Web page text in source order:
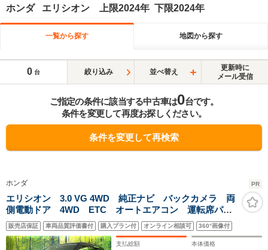
ホンダ エリシオン 上限2024年 下限2024年
一覧から探す 地図から探す
0 台 絞り込み 並べ替え
更新時に
メール受信
ご指定の条件に該当する中古車は0台です。
条件を変更して再度お探しください。
条件を変更して再検索
ホンダ PR
エリシオン 3.0 VG 4WD 純正ナビ バックカメラ 両
側電動ドア 4WD ETC オートエアコン 運転席パワ
ーシート スマートキー HIDヘッド オートライト 純
正17インチアルミホイール CD/DVD再生
販売店保証 車両品質評価書付 購入プラン付 オンライン相談可 360°画像付
支払総額 本体価格